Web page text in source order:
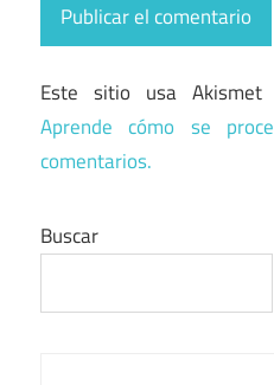
Este sitio usa
Aprende cómo se
comentarios.
Buscar